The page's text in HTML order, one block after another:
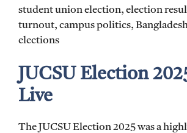
student union election, election
turnout, campus politics,
elections
JUCSU Election
Live
The JUCSU Election 2025 was a